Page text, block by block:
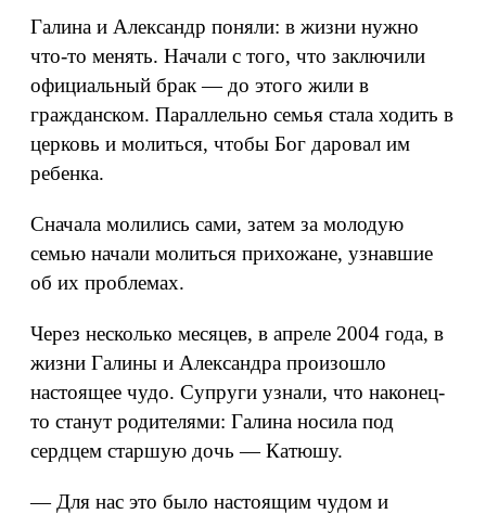
Галина и Александр поняли: в жизни нужно
что-то менять. Начали с того, что заключили
официальный брак — до этого жили в
гражданском. Параллельно семья стала ходить в
церковь и молиться, чтобы Бог даровал им
ребенка.
Сначала молились сами, затем за молодую
семью начали молиться прихожане, узнавшие
об их проблемах.
Через несколько месяцев, в апреле 2004 года, в
жизни Галины и Александра произошло
настоящее чудо. Супруги узнали, что наконец-
то станут родителями: Галина носила под
сердцем старшую дочь — Катюшу.
— Для нас это было настоящим чудом и